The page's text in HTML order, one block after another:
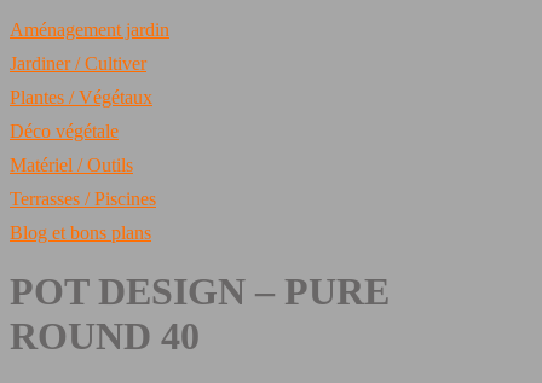
Aménagement jardin
Jardiner / Cultiver
Plantes / Végétaux
Déco végétale
Matériel / Outils
Terrasses / Piscines
Blog et bons plans
POT DESIGN – PURE
ROUND 40